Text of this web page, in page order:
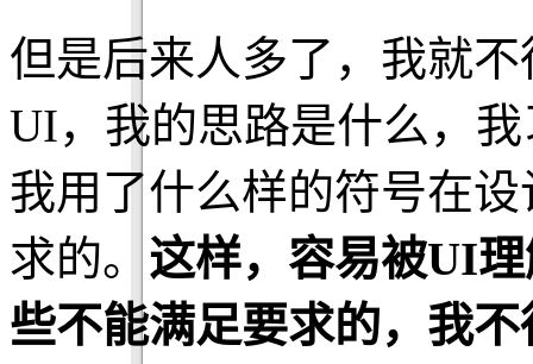
但是后来人多了，我就
UI，我的思路是什么，
我用了什么样的符号在
求的。 这样，容易被UI
些不能满足要求的，我